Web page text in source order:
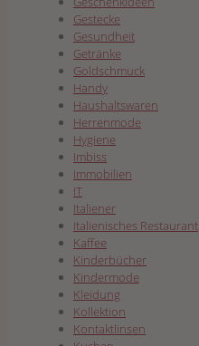
Gestecke
Gesundheit
Getränke
Goldschmuck
Handy
Haushaltswaren
Herrenmode
Hygiene
Imbiss
Immobilien
IT
Italiener
Italienisches Restaurant
Kaffee
Kinderbücher
Kindermode
Kleidung
Kollektion
Kontaktlinsen